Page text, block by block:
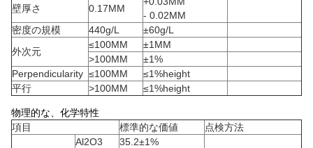
壁厚さ 0.17MM
- 0.02MM
密度の規模
440g/L
±60g/L
外次元
≤100MM
±1MM
>100MM
±1%
Perpendicularity ≤100MM
≤1%height
平行
>100MM ≤1%height
物理的な、化学特性
項目
標準的な価値 点検方法
Al2O3
35.2±1%